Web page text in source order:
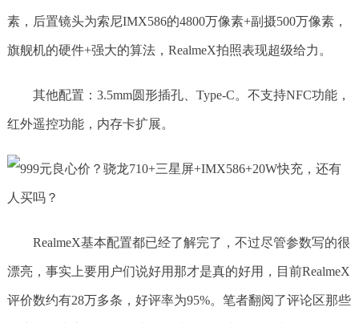
素，后置镜头为索尼IMX586的4800万像素+副摄500万像素，
旗舰机的硬件+强大的算法，RealmeX拍照表现超级给力。
其他配置：3.5mm圆形插孔、Type-C。不支持NFC功能，
红外遥控功能，内存卡扩展。
RealmeX基本配置都已经了解完了，不过尽管参数写的很
漂亮，事实上要用户们说好用那才是真的好用，目前RealmeX
评价数约有28万多条，好评率为95%。笔者翻阅了评论区那些